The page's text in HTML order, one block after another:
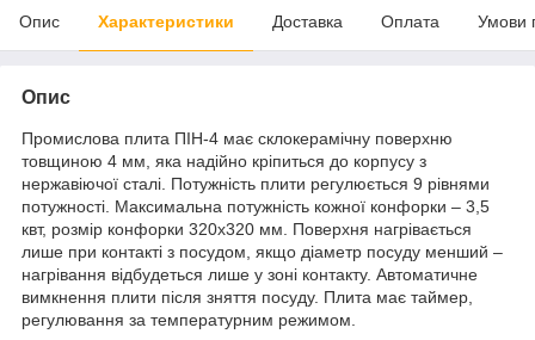
Опис Характеристики Доставка Оплата Умови
Опис
Промислова плита ПІН-4 має склокерамічну поверхню
товщиною 4 мм, яка надійно кріпиться до корпусу з
нержавіючої сталі. Потужність плити регулюється 9 рівнями
потужності. Максимальна потужність кожної конфорки – 3,5
квт, розмір конфорки 320х320 мм. Поверхня нагрівається
лише при контакті з посудом, якщо діаметр посуду менший –
нагрівання відбудеться лише у зоні контакту. Автоматичне
вимкнення плити після зняття посуду. Плита має таймер,
регулювання за температурним режимом.